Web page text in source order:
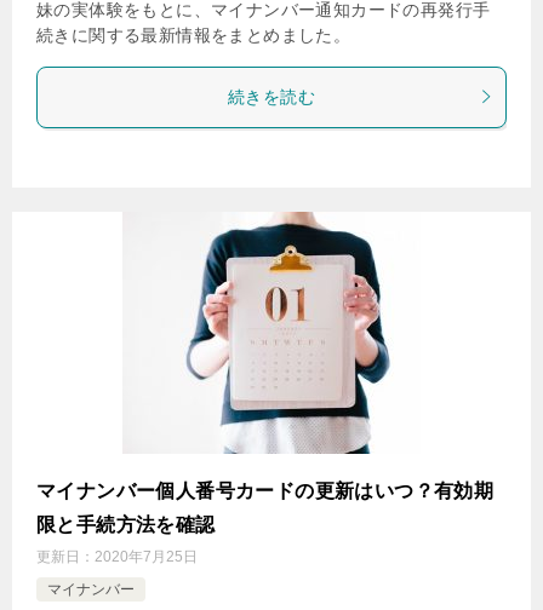
妹の実体験をもとに、マイナンバー通知カードの再発行手
続きに関する最新情報をまとめました。
続きを読む
マイナンバー個人番号カードの更新はいつ？有効期
限と手続方法を確認
更新日： 2020年7月25日
マイナンバー